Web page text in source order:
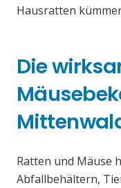
Hausratten
Die
Ratten und Mäuse
Abfallbehältern,